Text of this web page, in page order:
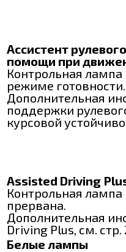
Ассистент
помощи при
Контрольная лампа
режиме готовности.
Дополнительная
поддержки
курсовой
Assisted Driving
Контрольная лампа
прервана.
Дополнительная
Driving Plus, см. стр.
Белые лампы